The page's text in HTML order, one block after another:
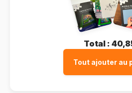
Total :
Tout ajouter au